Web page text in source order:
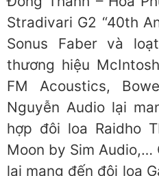
Stradivari G2 “40th
Sonus Faber và
thương hiệu
FM Acoustics,
Nguyễn Audio lại
hợp đôi loa Raidho
Moon by Sim Audio,…
lại mang đến đôi loa